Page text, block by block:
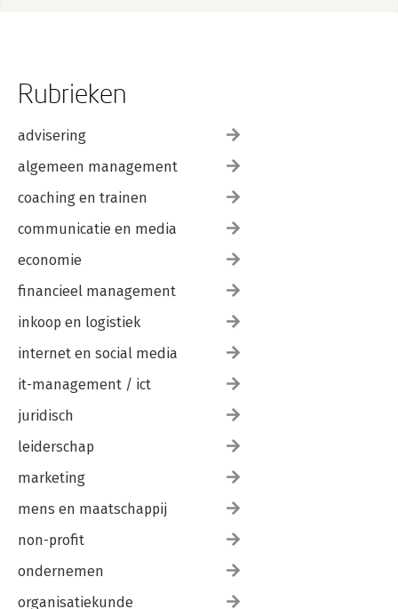
Rubrieken
advisering
algemeen management
coaching en trainen
communicatie en media
economie
financieel management
inkoop en logistiek
internet en social media
it-management / ict
juridisch
leiderschap
marketing
mens en maatschappij
non-profit
ondernemen
organisatiekunde